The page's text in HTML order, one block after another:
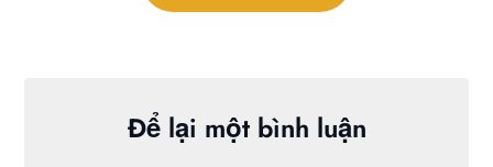
Để lại một bình luận